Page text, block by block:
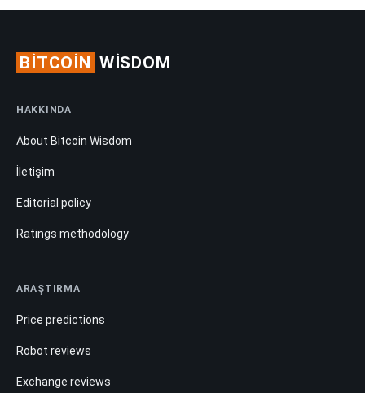
BITCOIN WISDOM
HAKKINDA
About Bitcoin Wisdom
İletişim
Editorial policy
Ratings methodology
ARAŞTIRMA
Price predictions
Robot reviews
Exchange reviews